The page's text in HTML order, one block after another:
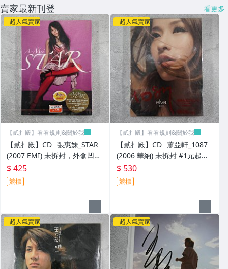
賣家最新刊登 看更多
超人氣賣家
【貳扌殿】看看規則&關於我
【貳扌殿】CD─張惠妹_STAR
(2007 EMI) 未拆封，外盒凹痕
#1元起標無底價
$ 425
競標
超人氣賣家
【貳扌殿】看看規則&關於我
【貳扌殿】CD─蕭亞軒_1087
(2006 華納) 未拆封 #1元起標
無底價
$ 530
競標
超人氣賣家 超人氣賣家